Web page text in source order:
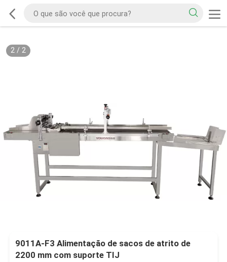
2/ 2
9011A-F3 Alimentação de sacos de atrito de
2200 mm com suporte TIJ